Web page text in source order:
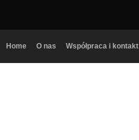
Home O nas Współpraca i kontakt